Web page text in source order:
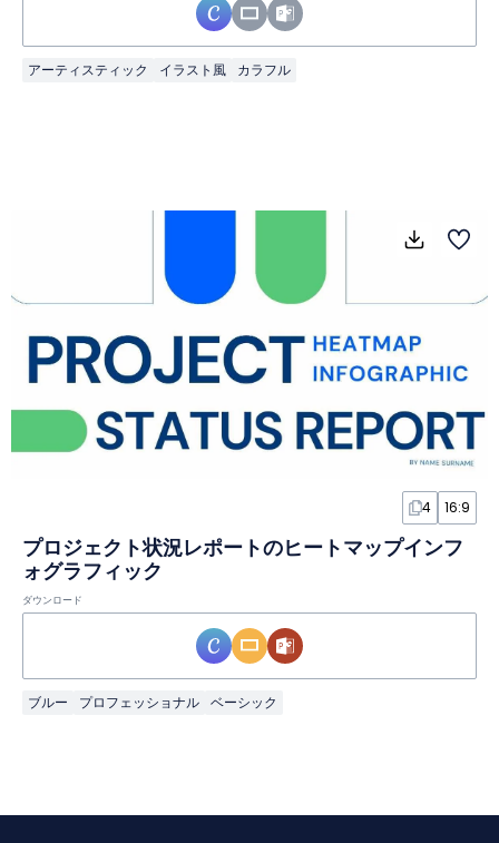
アーティスティック イラスト風 カラフル
4 16:9
プロジェクト状況レポートのヒートマップインフ
ォグラフィック
ダウンロード
ブルー プロフェッショナル ベーシック